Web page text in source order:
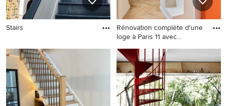
Stairs
Rénovation complète d'une
loge à Paris 11 avec